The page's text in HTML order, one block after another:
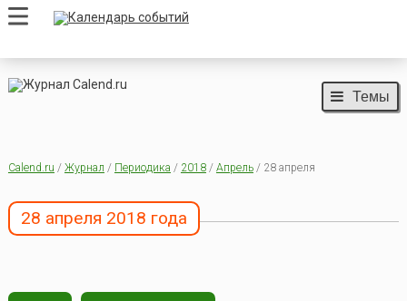
Темы
Calend.ru / Журнал / Периодика / 2018/ Апрель/ 28 апреля
28 апреля 2018 года